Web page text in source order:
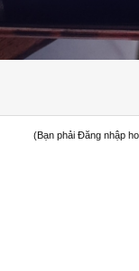
(Bạn phải Đăng nhập